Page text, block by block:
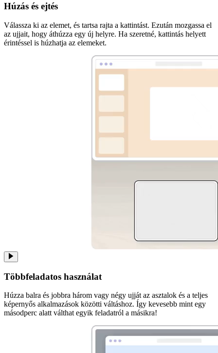
Húzás és ejtés
Válassza ki az elemet, és tartsa rajta a kattintást. Ezután mozgassa el
az ujjait, hogy áthúzza egy új helyre. Ha szeretné, kattintás helyett
érintéssel is húzhatja az elemeket.
Többfeladatos használat
Húzza balra és jobbra három vagy négy ujját az asztalok és a teljes
képernyős alkalmazások közötti váltáshoz. Így kevesebb mint egy
másodperc alatt válthat egyik feladatról a másikra!